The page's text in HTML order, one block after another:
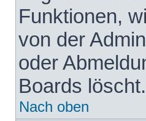
Funktionen,
von der
oder
Boards löscht.
Nach oben